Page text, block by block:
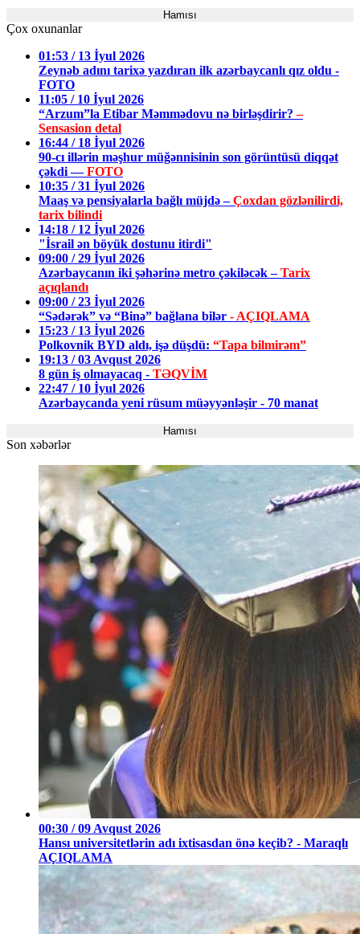
Hamısı
Çox oxunanlar
01:53 / 13 İyul 2026
Zeynəb adını tarixə yazdıran ilk azərbaycanlı qız oldu -
FOTO
11:05 / 10 İyul 2026
“Arzum”la Etibar Məmmədovu nə birləşdirir?–
Sensasion detal
16:44 / 18 İyul 2026
90-cı illərin məşhur müğənnisinin son görüntüsü diqqət
çəkdi —FOTO
10:35 / 31 İyul 2026
Maaş və pensiyalarla bağlı müjdə –Çoxdan gözlənilirdi,
tarix bilindi
14:18 / 12 İyul 2026
"İsrail ən böyük dostunu itirdi"
09:00 / 29 İyul 2026
Azərbaycanın iki şəhərinə metro çəkiləcək –Tarix
açıqlandı
09:00 / 23 İyul 2026
“Sədərək” və “Binə” bağlana bilər - AÇIQLAMA
15:23 / 13 İyul 2026
Polkovnik BYD aldı, işə düşdü: “Tapa bilmirəm”
19:13 / 03 Avqust 2026
8 gün iş olmayacaq - TƏQVİM
22:47 / 10 İyul 2026
Azərbaycanda yeni rüsum müəyyənləşir - 70 manat
Hamısı
Son xəbərlər
00:30 / 09 Avqust 2026
Hansı universitetlərin adı ixtisasdan önə keçib? - Maraqlı
AÇIQLAMA